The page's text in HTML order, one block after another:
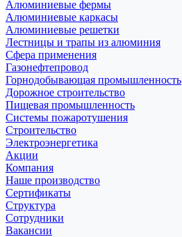
Алюминиевые фермы
Алюминиевые каркасы
Алюминиевые решетки
Лестницы и трапы из алюминия
Сфера применения
Газонефтепровод
Горнодобывающая промышленность
Дорожное строительство
Пищевая промышленность
Системы пожаротушения
Строительство
Электроэнергетика
Акции
Компания
Наше производство
Сертификаты
Структура
Сотрудники
Вакансии